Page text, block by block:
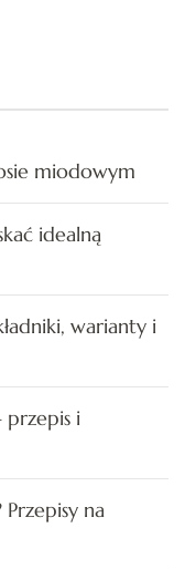
miodowym
idealną
warianty i
przepis i
na